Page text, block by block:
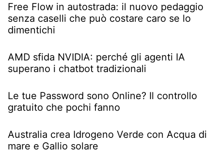
Free Flow in autostrada: il nuovo pedaggio
senza caselli che può costare caro se lo
dimentichi
AMD sfida NVIDIA: perché gli agenti IA
superano i chatbot tradizionali
Le tue Password sono Online? Il controllo
gratuito che pochi fanno
Australia crea Idrogeno Verde con Acqua di
mare e Gallio solare